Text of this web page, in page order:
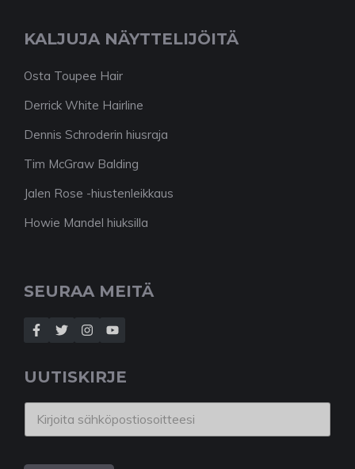
KALJUJA NÄYTTELIJÖITÄ
Osta Toupee Hair
Derrick White Hairline
Dennis Schroderin hiusraja
Tim McGraw Balding
Jalen Rose -hiustenleikkaus
Howie Mandel hiuksilla
SEURAA MEITÄ
UUTISKIRJE